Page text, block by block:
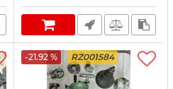
-21.92 % RZ001584